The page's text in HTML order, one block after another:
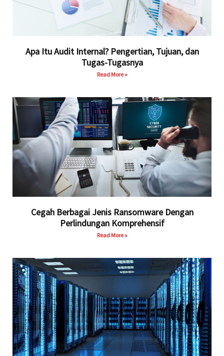
Apa Itu Audit Internal? Pengertian, Tujuan, dan
Tugas-Tugasnya
Read More »
Cegah Berbagai Jenis Ransomware Dengan
Perlindungan Komprehensif
Read More »